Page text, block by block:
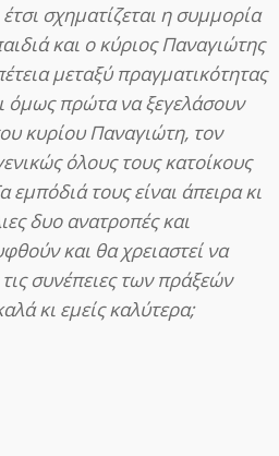
σχηματίζεται η συμμορία
και ο κύριος Παναγιώτης
μεταξύ πραγματικότητας
όμως πρώτα να ξεγελάσουν
κυρίου Παναγιώτη, τον
όλους τους κατοίκους
εμπόδιά τους είναι άπειρα κι
δυο ανατροπές και
και θα χρειαστεί να
συνέπειες των πράξεών
κι εμείς καλύτερα;